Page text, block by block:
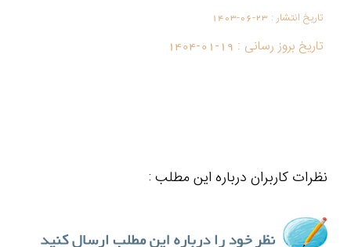
تاریخ انتشار : 1403-06-23
تاریخ بروز رسانی : 1404-01-19
نظرات کاربران درباره این مطلب :